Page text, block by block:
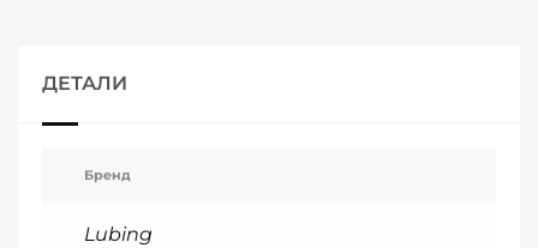
ДЕТАЛИ
Бренд
Lubing